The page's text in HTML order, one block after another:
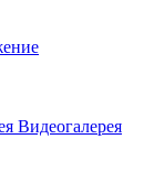
Видеогалерея